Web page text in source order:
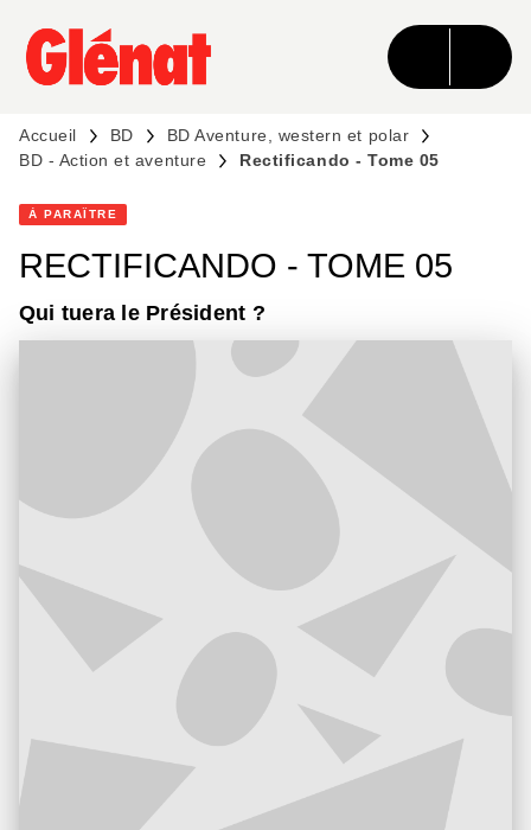
MENU RECHERCHE CONTENU
PIED DE PAGE
Accueil BD
BD Aventure, western et polar
BD - Action et aventure
Rectificando - Tome 05
À PARAÎTRE
RECTIFICANDO - TOME 05
Qui tuera le Président ?